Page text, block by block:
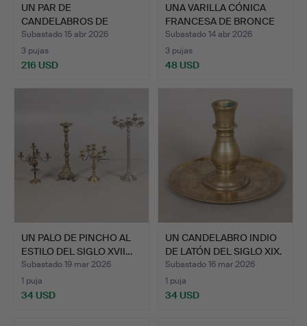
UN PAR DE
CANDELABROS DE
BRONCE ESTILO LUI…
Subastado 15 abr 2026
3 pujas
216 USD
UNA VARILLA CÓNICA
FRANCESA DE BRONCE
DORA…
Subastado 14 abr 2026
3 pujas
48 USD
UN PALO DE PINCHO AL
ESTILO DEL SIGLO XVII…
Subastado 19 mar 2026
1 puja
34 USD
UN CANDELABRO INDIO
DE LATÓN DEL SIGLO XIX.
Subastado 16 mar 2026
1 puja
34 USD